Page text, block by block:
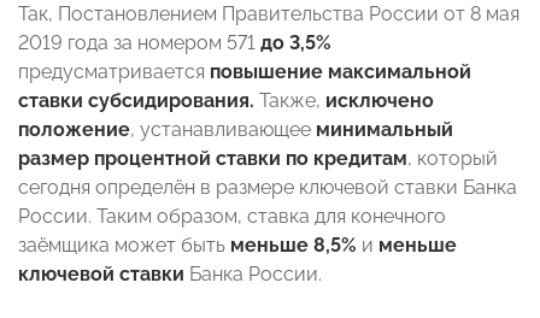
Так, Постановлением Правительства России от 8 мая
2019 года за номером 571 до 3,5%
предусматривается повышение максимальной
ставки субсидирования. Также, исключено
положение, устанавливающее минимальный
размер процентной ставки по кредитам, который
сегодня определён в размере ключевой ставки Банка
России. Таким образом, ставка для конечного
заёмщика может быть меньше 8,5% и меньше
ключевой ставки Банка России.